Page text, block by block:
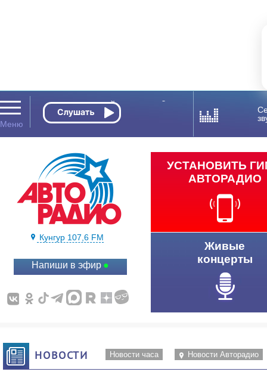
Кунгур 107,6 FM
Напиши в эфир
УСТАНОВИТЬ
АВТОРАДИО
Живые
концерты
НОВОСТИ Новости часа Новости Авторадио